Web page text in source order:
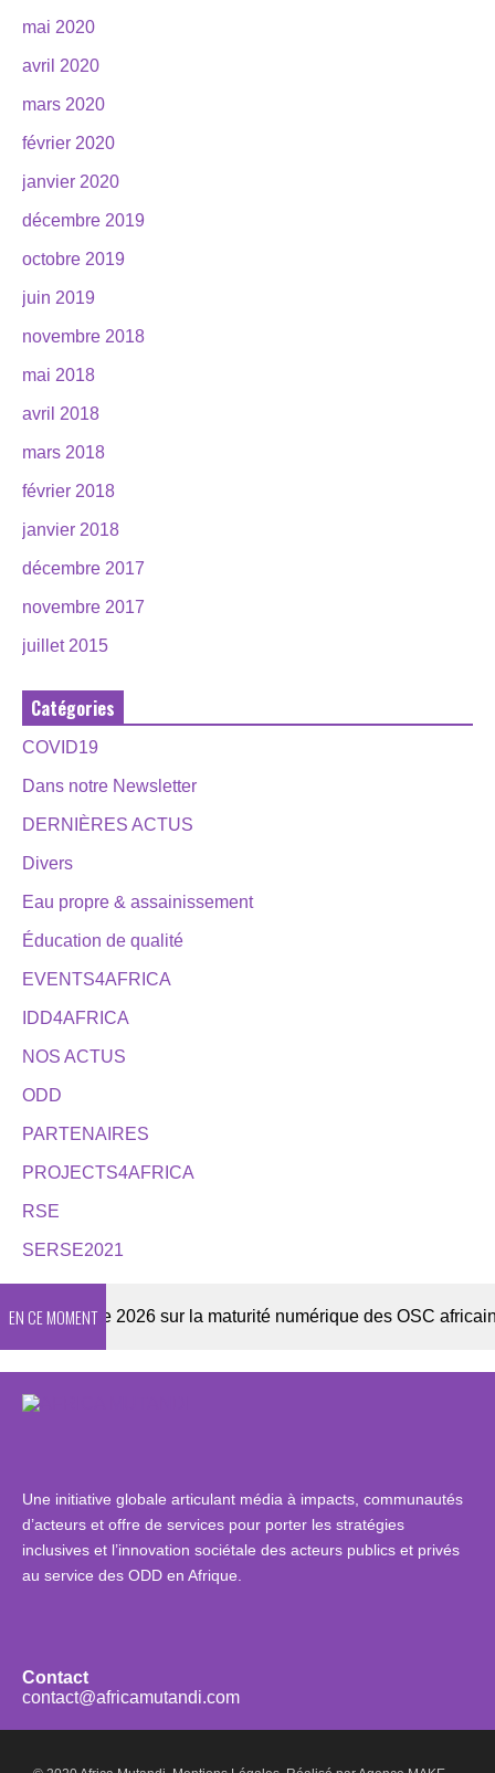
mai 2020
avril 2020
mars 2020
février 2020
janvier 2020
décembre 2019
octobre 2019
juin 2019
novembre 2018
mai 2018
avril 2018
mars 2018
février 2018
janvier 2018
décembre 2017
novembre 2017
juillet 2015
Catégories
COVID19
Dans notre Newsletter
DERNIÈRES ACTUS
Divers
Eau propre & assainissement
Éducation de qualité
EVENTS4AFRICA
IDD4AFRICA
NOS ACTUS
ODD
PARTENAIRES
PROJECTS4AFRICA
RSE
SERSE2021
EN CE MOMENT
Enquête 2026 sur la maturité numérique des OSC africaines
Une initiative globale articulant média à impacts, communautés
d’acteurs et offre de services pour porter les stratégies
inclusives et l’innovation sociétale des acteurs publics et privés
au service des ODD en Afrique.
Contact
contact@africamutandi.com